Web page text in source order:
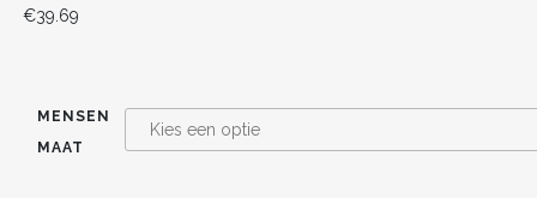
€39.69
MENSEN
MAAT